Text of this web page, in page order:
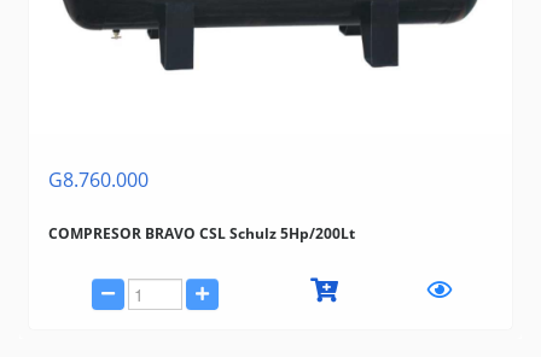
G8.760.000
COMPRESOR BRAVO CSL Schulz 5Hp/200Lt